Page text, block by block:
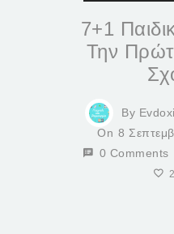
7+1
Την
By
On 8
0 Comments
2